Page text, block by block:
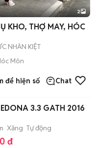
2
KHO, THỢ MAY, HÓC
NHÂN KIỆT
Môn
để hiện số Chat
3.3 GATH 2016
Xăng Tự động
đ